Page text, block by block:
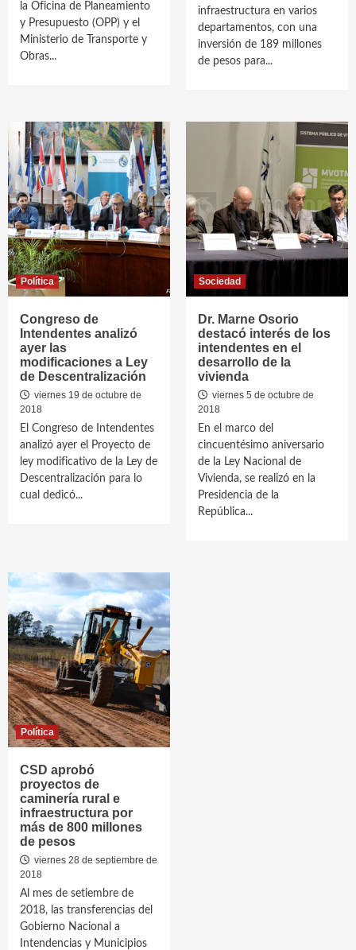
la Oficina de Planeamiento
y Presupuesto (OPP) y el
Ministerio de Transporte y
Obras...
infraestructura en varios
departamentos, con una
inversión de 189 millones
de pesos para...
Política
Congreso de
Intendentes analizó
ayer las
modificaciones a Ley
de Descentralización
viernes 19 de octubre de
2018
El Congreso de Intendentes
analizó ayer el Proyecto de
ley modificativo de la Ley de
Descentralización para lo
cual dedicó...
Sociedad
Dr. Marne Osorio
destacó interés de los
intendentes en el
desarrollo de la
vivienda
viernes 5 de octubre de
2018
En el marco del
cincuentésimo aniversario
de la Ley Nacional de
Vivienda, se realizó en la
Presidencia de la
República...
Política
CSD aprobó
proyectos de
caminería rural e
infraestructura por
más de 800 millones
de pesos
viernes 28 de septiembre de
2018
Al mes de setiembre de
2018, las transferencias del
Gobierno Nacional a
Intendencias y Municipios